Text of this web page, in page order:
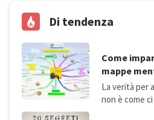
Di tendenza
Come
mappe
La verità per
non è come